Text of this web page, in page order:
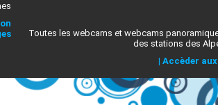
Toutes les webcams et webcams
des stations des
| Accèder